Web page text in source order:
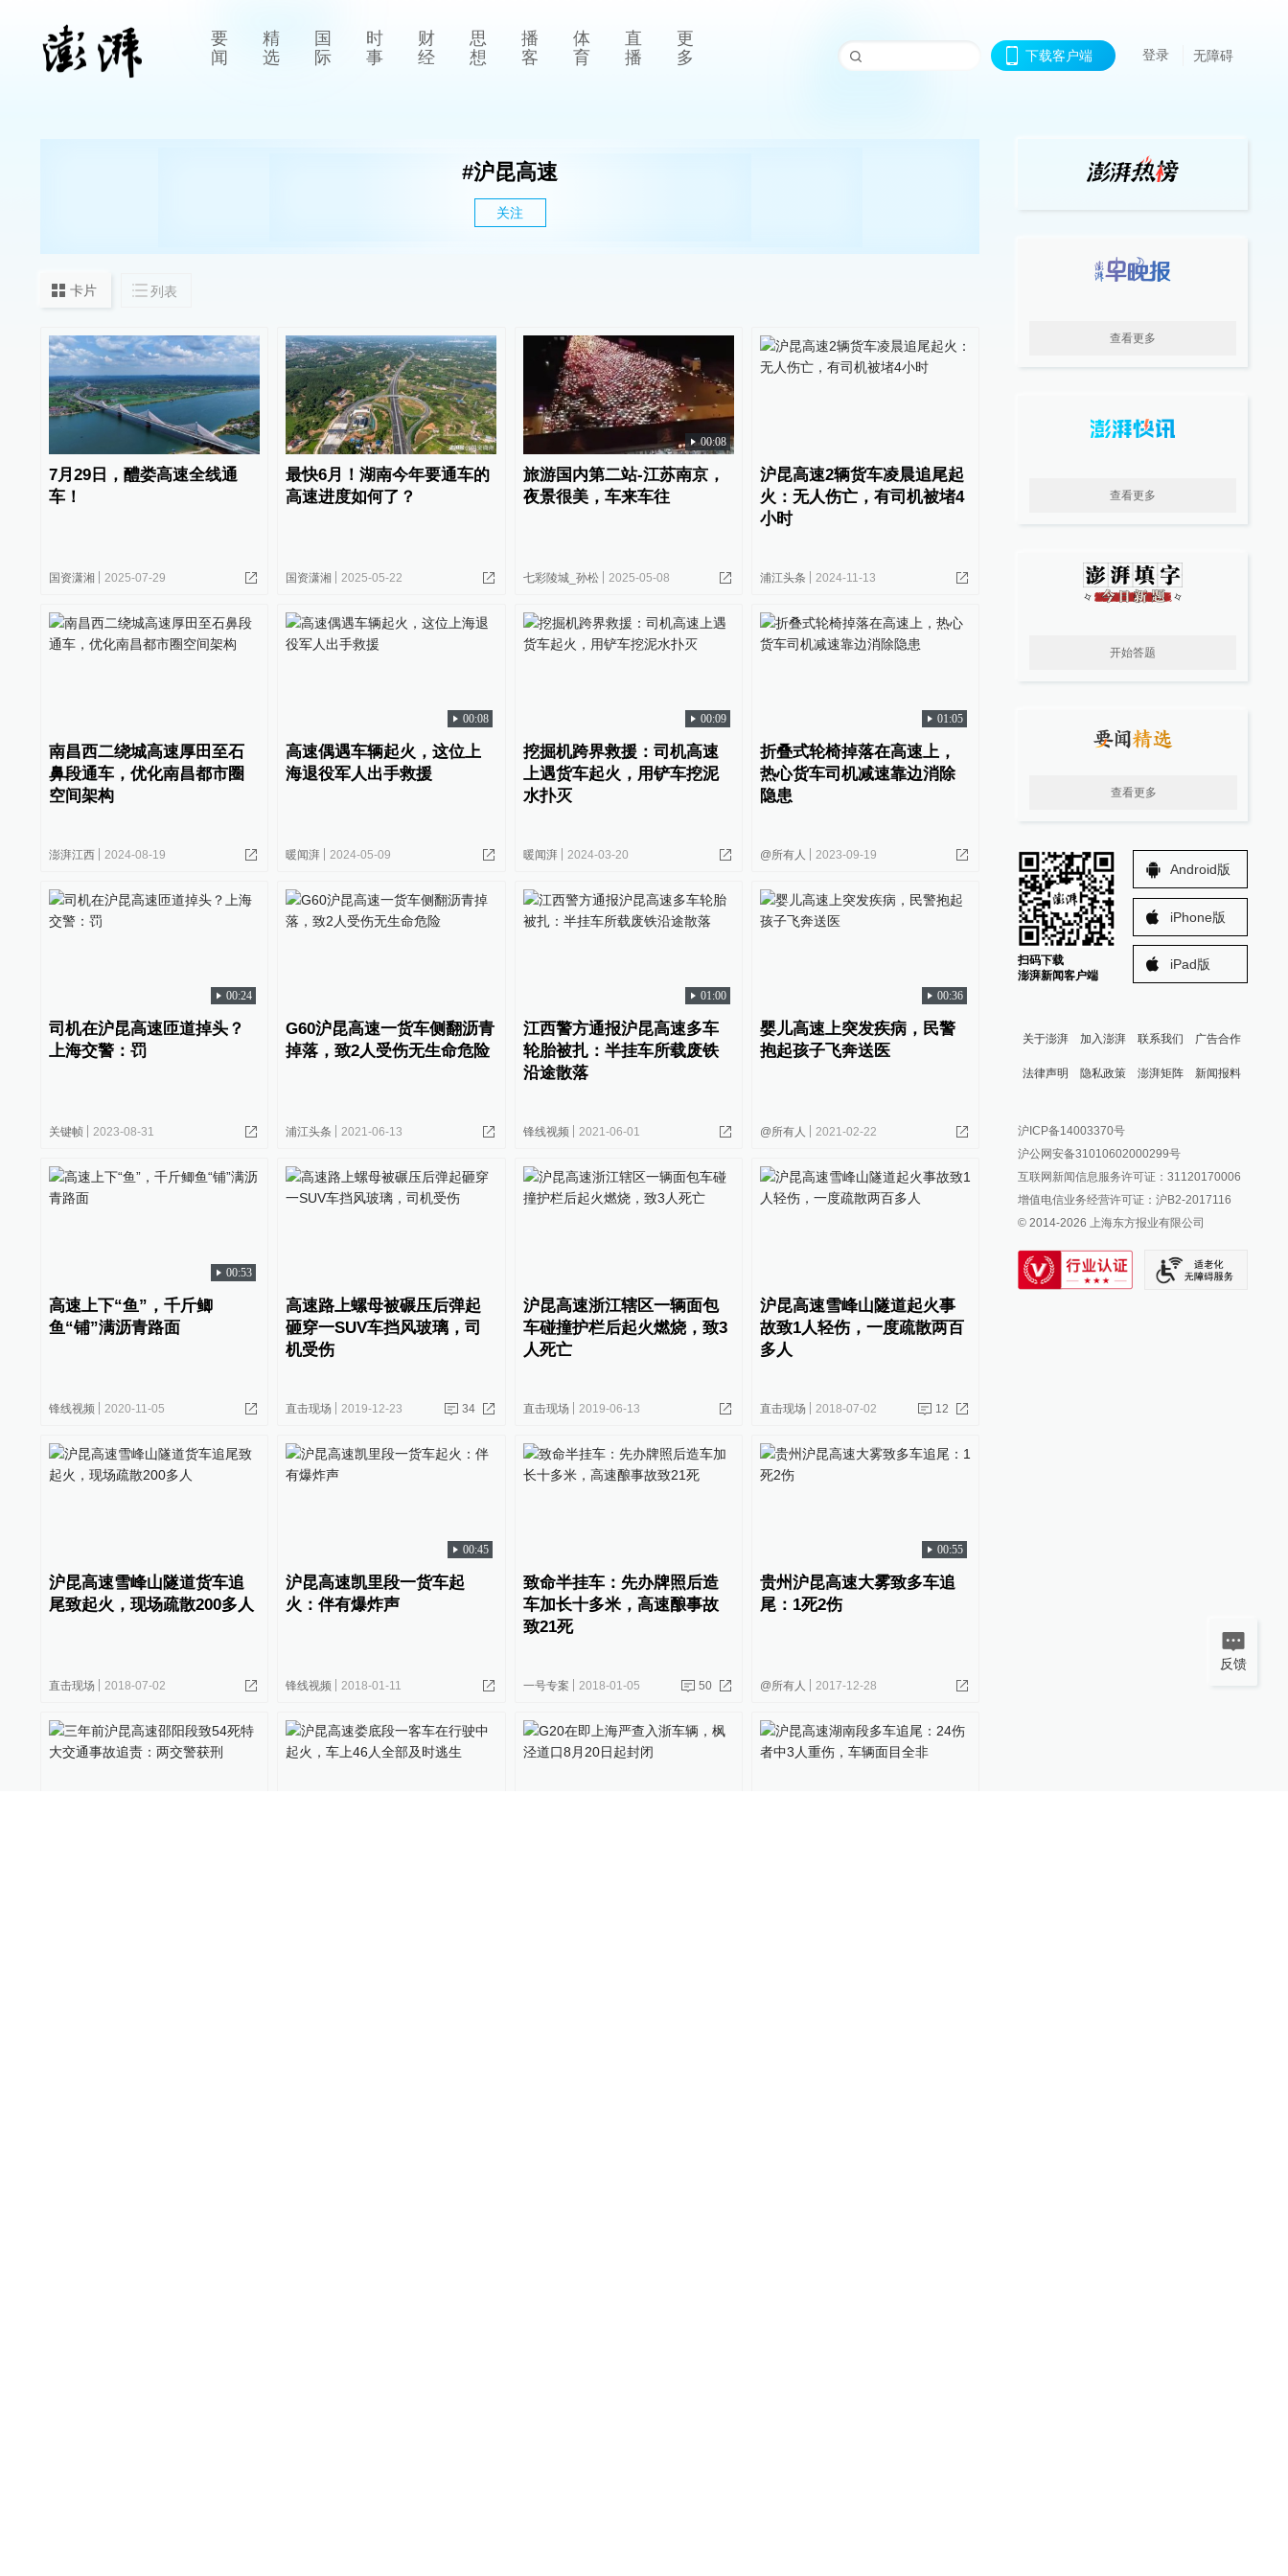
要
闻
精
选
国
际
时
事
财
经
思
想
播
客
体
育
直
播
更
多
下载客户端 登录 无障碍
#沪昆高速
关注
卡片 列表
7月29日，醴娄高速全线通
车！
国资潇湘 2025-07-29
最快6月！湖南今年要通车的
高速进度如何了？
国资潇湘 2025-05-22
00:08
旅游国内第二站-江苏南京，
夜景很美，车来车往
七彩陵城_孙松 2025-05-08
沪昆高速2辆货车凌晨追尾起
火：无人伤亡，有司机被堵4
小时
浦江头条 2024-11-13
南昌西二绕城高速厚田至石
鼻段通车，优化南昌都市圈
空间架构
澎湃江西 2024-08-19
00:08
高速偶遇车辆起火，这位上
海退役军人出手救援
暖闻湃 2024-05-09
00:09
挖掘机跨界救援：司机高速
上遇货车起火，用铲车挖泥
水扑灭
暖闻湃 2024-03-20
01:05
折叠式轮椅掉落在高速上，
热心货车司机减速靠边消除
隐患
@所有人 2023-09-19
00:24
司机在沪昆高速匝道掉头？
上海交警：罚
关键帧 2023-08-31
G60沪昆高速一货车侧翻沥青
掉落，致2人受伤无生命危险
浦江头条 2021-06-13
01:00
江西警方通报沪昆高速多车
轮胎被扎：半挂车所载废铁
沿途散落
锋线视频 2021-06-01
00:36
婴儿高速上突发疾病，民警
抱起孩子飞奔送医
@所有人 2021-02-22
00:53
高速上下“鱼”，千斤鲫
鱼“铺”满沥青路面
锋线视频 2020-11-05
高速路上螺母被碾压后弹起
砸穿一SUV车挡风玻璃，司
机受伤
直击现场 2019-12-23 34
沪昆高速浙江辖区一辆面包
车碰撞护栏后起火燃烧，致3
人死亡
直击现场 2019-06-13
沪昆高速雪峰山隧道起火事
故致1人轻伤，一度疏散两百
多人
直击现场 2018-07-02 12
沪昆高速雪峰山隧道货车追
尾致起火，现场疏散200多人
直击现场 2018-07-02
00:45
沪昆高速凯里段一货车起
火：伴有爆炸声
锋线视频 2018-01-11
致命半挂车：先办牌照后造
车加长十多米，高速酿事故
致21死
一号专案 2018-01-05 50
00:55
贵州沪昆高速大雾致多车追
尾：1死2伤
@所有人 2017-12-28
查看更多
查看更多
开始答题
查看更多
扫码下载
澎湃新闻客户端
Android版
iPhone版
iPad版
关于澎湃 加入澎湃 联系我们 广告合作
法律声明 隐私政策 澎湃矩阵
澎湃新闻公众号
澎湃新闻抖音号
派生万物开放平台
IP SHANGHAI
SIXTH TONE
新闻报料
报料邮箱: news@thepaper.cn
沪ICP备14003370号
沪公网安备31010602000299号
互联网新闻信息服务许可证：31120170006
增值电信业务经营许可证：沪B2-2017116
© 2014-2026 上海东方报业有限公司
反馈